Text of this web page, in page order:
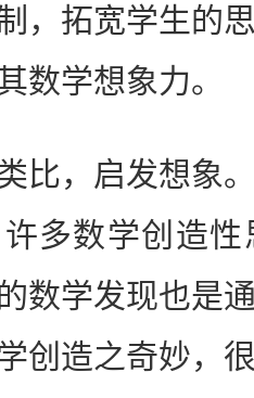
，拓宽学生的
数学想象力。
，启发想象。
多数学创造
数学发现也是
创造之奇妙，